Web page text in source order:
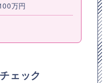
万円
ェック